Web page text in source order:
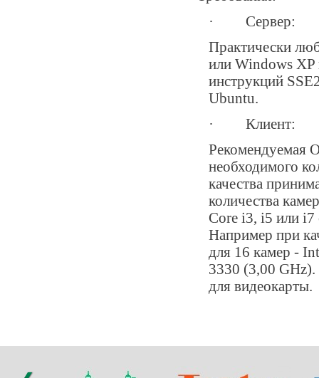
· Сервер:
Практически
или Windows
инструкций
Ubuntu.
· Клиент:
Рекомендуемая
необходимого
качества
количества
Core i3, i5 или i7
Например при
для 16 камер -
3330 (3,00 GHz).
для видеокарты.